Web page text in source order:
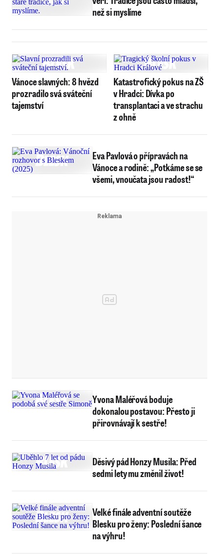
než si myslíme
Vánoce slavných: 8 hvězd
prozradilo svá sváteční
tajemství
Katastrofický pokus na ZŠ
v Hradci: Dívka po
transplantaci a ve strachu
z ohně
Eva Pavlová o přípravách na
Vánoce a rodině: „Potkáme se se
všemi, vnoučata jsou radost!“
Yvona Maléřová boduje
dokonalou postavou: Přesto ji
přirovnávají k sestře!
Děsivý pád Honzy Musila: Před
sedmi lety mu změnil život!
Velké finále adventní soutěže
Blesku pro ženy: Poslední šance
na výhru!